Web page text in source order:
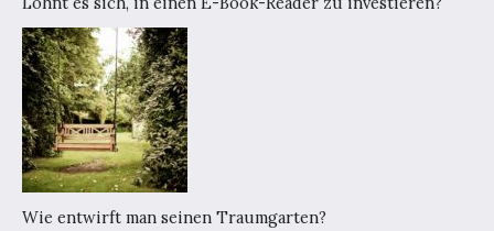
Wie entwirft man seinen Traumgarten?